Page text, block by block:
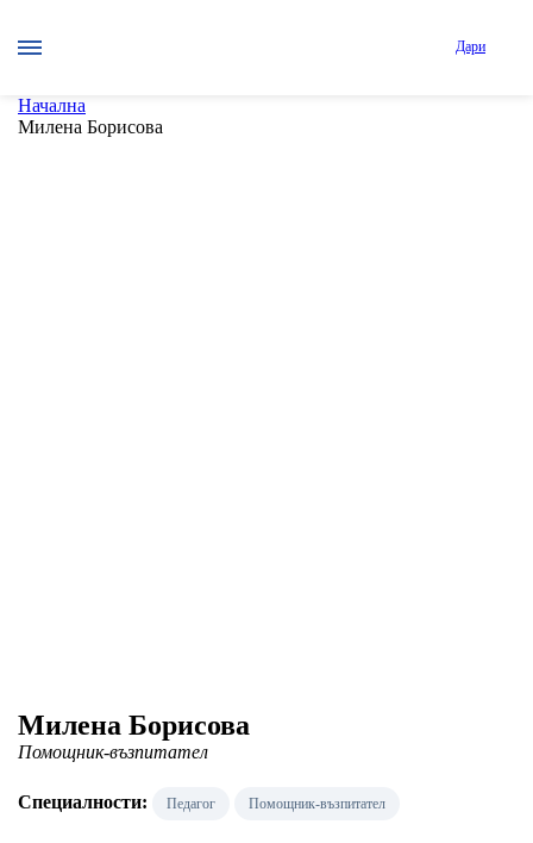
Дари
Начална
Милена Борисова
Милена Борисова
Помощник-възпитател
Специалности: Педагог Помощник-възпитател